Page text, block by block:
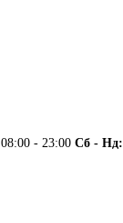
08:00 - 23:00 Сб - Нд: